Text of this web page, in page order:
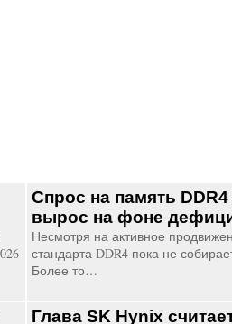
Спрос на память
вырос на фоне
Несмотря на активное
стандарта DDR4 пока не
Более то…
Глава SK Hynix